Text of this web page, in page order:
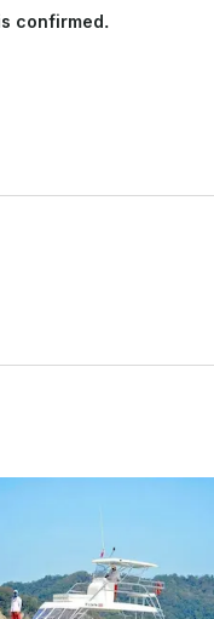
confirmed.